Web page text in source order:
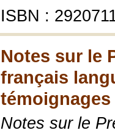
ISBN :
Notes sur le
français
témoignages
Notes sur le